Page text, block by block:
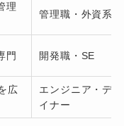
理
管理職・外資系
門 開発職・SE
広
エンジニア・デザ
イナー